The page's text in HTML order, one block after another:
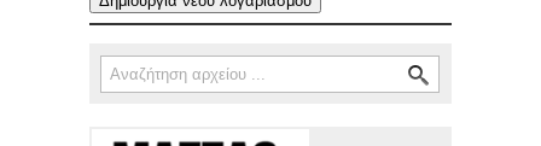
Φόρμα αναζήτησης
Αναζήτηση